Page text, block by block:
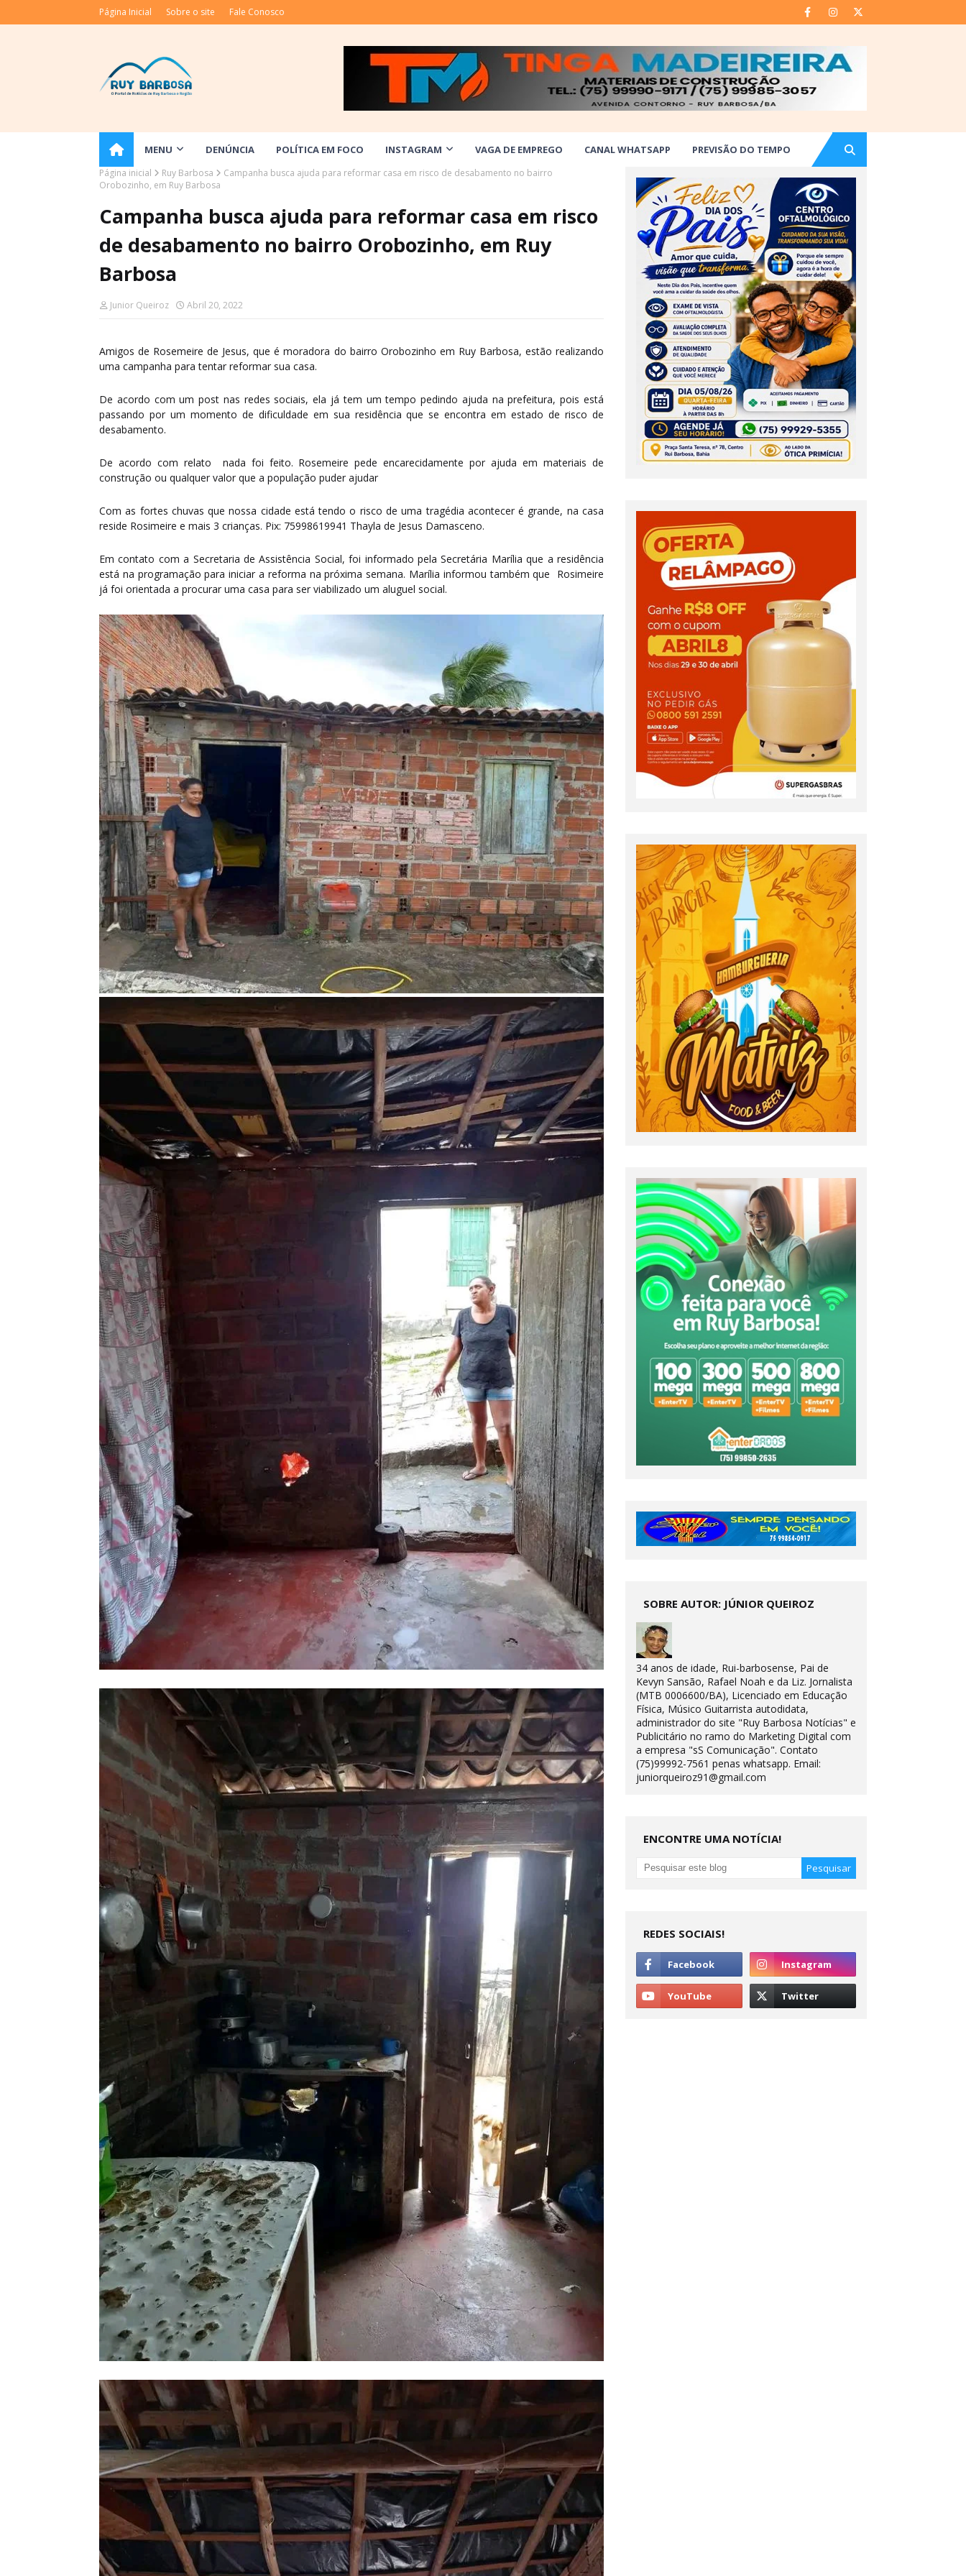
Página Inicial Sobre o site Fale Conosco
MENU DENÚNCIA POLÍTICA EM FOCO INSTAGRAM VAGA DE EMPREGO CANAL WHATSAPP PREVISÃO DO TEMPO
Página inicial Ruy Barbosa
Campanha busca ajuda para reformar casa em risco de desabamento no bairro
Orobozinho, em Ruy Barbosa
Campanha busca ajuda para reformar casa em risco
de desabamento no bairro Orobozinho, em Ruy
Barbosa
Junior Queiroz Abril 20, 2022
Amigos de Rosemeire de Jesus, que é moradora do bairro Orobozinho em Ruy Barbosa, estão realizando
uma campanha para tentar reformar sua casa.
De acordo com um post nas redes sociais, ela já tem um tempo pedindo ajuda na prefeitura, pois está
passando por um momento de dificuldade em sua residência que se encontra em estado de risco de
desabamento.
De acordo com relato nada foi feito. Rosemeire pede encarecidamente por ajuda em materiais de
construção ou qualquer valor que a população puder ajudar
Com as fortes chuvas que nossa cidade está tendo o risco de uma tragédia acontecer é grande, na casa
reside Rosimeire e mais 3 crianças. Pix: 75998619941 Thayla de Jesus Damasceno.
Em contato com a Secretaria de Assistência Social, foi informado pela Secretária Marília que a residência
está na programação para iniciar a reforma na próxima semana. Marília informou também que Rosimeire
já foi orientada a procurar uma casa para ser viabilizado um aluguel social.
SOBRE AUTOR: JÚNIOR QUEIROZ
34 anos de idade, Rui-barbosense, Pai de
Kevyn Sansão, Rafael Noah e da Liz. Jornalista
(MTB 0006600/BA), Licenciado em Educação
Física, Músico Guitarrista autodidata,
administrador do site "Ruy Barbosa Notícias" e
Publicitário no ramo do Marketing Digital com
a empresa "sS Comunicação". Contato
(75)99992-7561 penas whatsapp. Email:
juniorqueiroz91@gmail.com
ENCONTRE UMA NOTÍCIA!
REDES SOCIAIS!